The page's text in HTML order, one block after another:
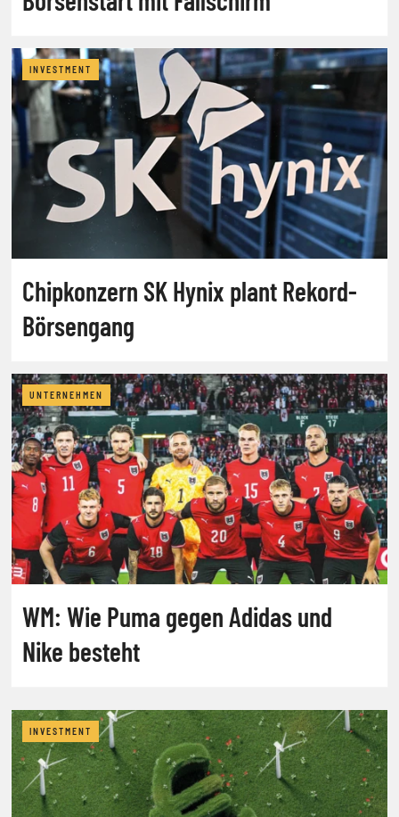
INVESTMENT
Chipkonzern SK Hynix plant Rekord-
Börsengang
UNTERNEHMEN
WM: Wie Puma gegen Adidas und
Nike besteht
INVESTMENT